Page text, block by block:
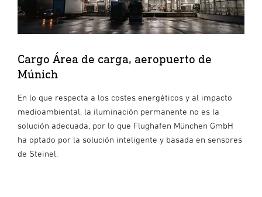
Cargo Área de carga, aeropuerto de
Múnich
En lo que respecta a los costes energéticos y al impacto
medioambiental, la iluminación permanente no es la
solución adecuada, por lo que Flughafen München GmbH
ha optado por la solución inteligente y basada en sensores
de Steinel.